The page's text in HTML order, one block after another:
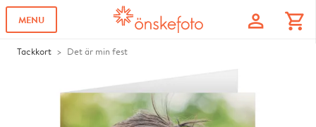
MENU profile shopping_cart
Tackkort Det är min fest